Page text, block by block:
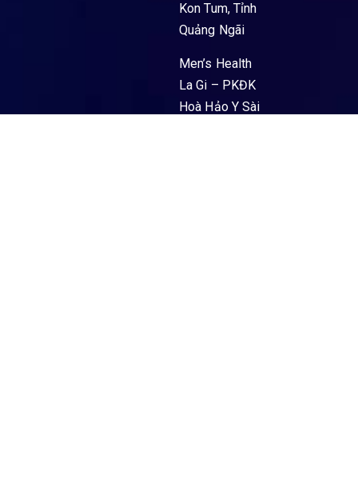
Kon Tum, Tỉnh
Quảng Ngãi
Men’s Health
La Gi – PKĐK
Hoà Hảo Y Sài